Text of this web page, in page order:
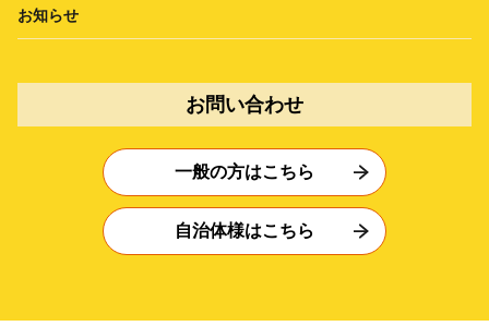
お知らせ
お問い合わせ
一般の方はこちら
自治体様はこちら